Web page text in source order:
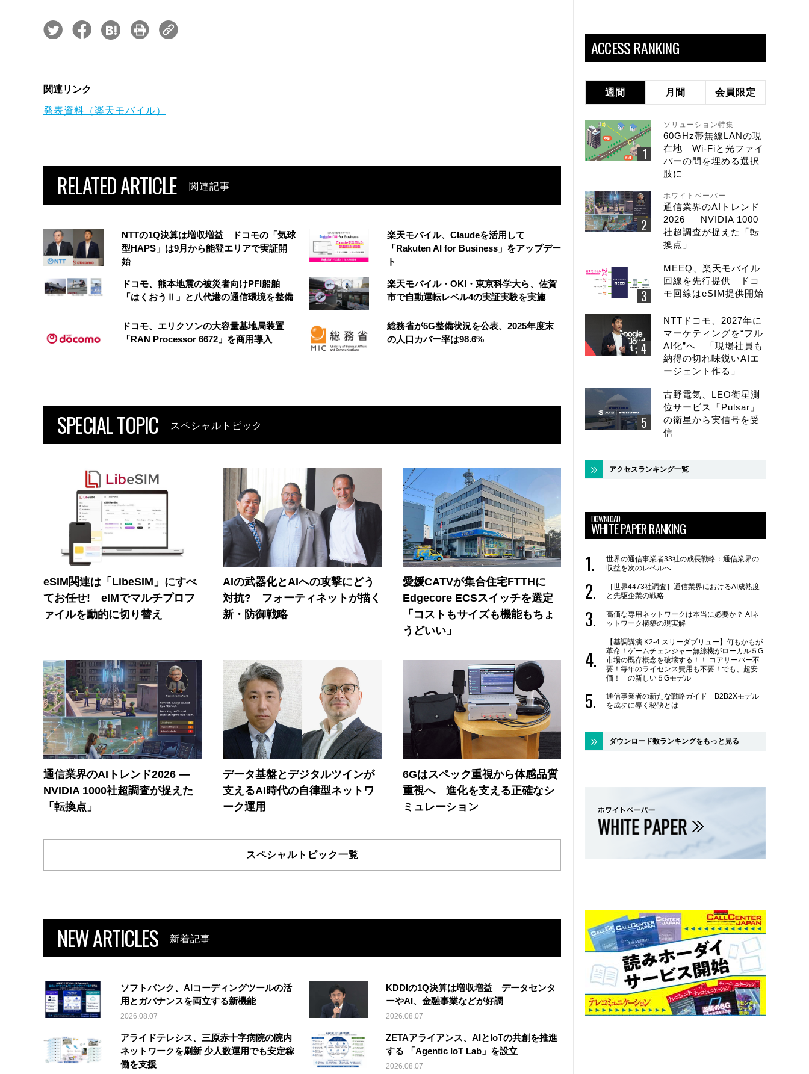
関連リンク
発表資料（楽天モバイル）
RELATED ARTICLE 関連記事
NTTの1Q決算は増収増益 ドコモの「気球
型HAPS」は9月から能登エリアで実証開
始
楽天モバイル、Claudeを活用して
「Rakuten AI for Business」をアップデー
ト
ドコモ、熊本地震の被災者向けPFI船舶
「はくおうⅡ」と八代港の通信環境を整備
楽天モバイル・OKI・東京科学大ら、佐賀
市で自動運転レベル4の実証実験を実施
ドコモ、エリクソンの大容量基地局装置
「RAN Processor 6672」を商用導入
総務省が5G整備状況を公表、2025年度末
の人口カバー率は98.6%
SPECIAL TOPIC スペシャルトピック
eSIM関連は「LibeSIM」にすべ
てお任せ! eIMでマルチプロフ
ァイルを動的に切り替え
AIの武器化とAIへの攻撃にどう
対抗? フォーティネットが描く
新・防御戦略
愛媛CATVが集合住宅FTTHに
Edgecore ECSスイッチを選定
「コストもサイズも機能もちょ
うどいい」
通信業界のAIトレンド2026 ―
NVIDIA 1000社超調査が捉えた
「転換点」
データ基盤とデジタルツインが
支えるAI時代の自律型ネットワ
ーク運用
6Gはスペック重視から体感品質
重視へ 進化を支える正確なシ
ミュレーション
スペシャルトピック一覧
NEW ARTICLES 新着記事
ソフトバンク、AIコーディングツールの活
用とガバナンスを両立する新機能
2026.08.07
KDDIの1Q決算は増収増益 データセンタ
ーやAI、金融事業などが好調
2026.08.07
アライドテレシス、三原赤十字病院の院内
ネットワークを刷新 少人数運用でも安定稼
働を支援
ZETAアライアンス、AIとIoTの共創を推進
する 「Agentic IoT Lab」を設立
2026.08.07
ACCESS RANKING
週間 月間 会員限定
ソリューション特集
60GHz帯無線LANの現
在地 Wi-Fiと光ファイ
バーの間を埋める選択
肢に
ホワイトペーパー
通信業界のAIトレンド
2026 ― NVIDIA 1000
社超調査が捉えた「転
換点」
MEEQ、楽天モバイル
回線を先行提供 ドコ
モ回線はeSIM提供開始
NTTドコモ、2027年に
マーケティングを“フル
AI化”へ 「現場社員も
納得の切れ味鋭いAIエ
ージェント作る」
古野電気、LEO衛星測
位サービス「Pulsar」
の衛星から実信号を受
信
アクセスランキング一覧
DOWNLOAD
WHITE PAPER RANKING
世界の通信事業者33社の成長戦略：通信業界の
収益を次のレベルへ
［世界4473社調査］通信業界におけるAI成熟度
と先駆企業の戦略
高価な専用ネットワークは本当に必要か？ AIネ
ットワーク構築の現実解
【基調講演 K2-4 スリーダブリュー】何もかもが
革命！ゲームチェンジャー無線機がローカル５G
市場の既存概念を破壊する！！ コアサーバー不
要！毎年のライセンス費用も不要！でも、超安
価！ の新しい５Gモデル
通信事業者の新たな戦略ガイド B2B2Xモデル
を成功に導く秘訣とは
ダウンロード数ランキングをもっと見る